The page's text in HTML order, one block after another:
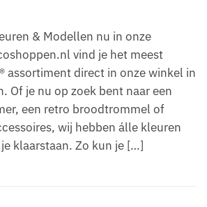
& Modellen nu in onze
vind je het meest
assortiment direct in onze winkel in
Of je nu op zoek bent naar een
een retro broodtrommel of
wij hebben álle kleuren
klaarstaan. Zo kun je […]